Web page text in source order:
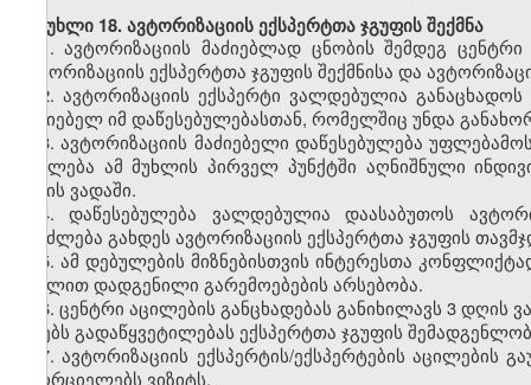
მუხლი 18. ავტორიზაციის ექსპერტთა ჯგუფის შექმნა
1. ავტორიზაციის მაძიებლად ცნობის შემდეგ
ავტორიზაციის ექსპერტთა ჯგუფის შექმნისა და
2. ავტორიზაციის ექსპერტი ვალდებულია
მაძიებელ იმ დაწესებულებასთან, რომელშიც უნდა
3. ავტორიზაციის მაძიებელი დაწესებულება
აცილება ამ მუხლის პირველ პუნქტში აღნიშნული
დღის ვადაში.
4. დაწესებულება ვალდებულია დაასაბუთოს
შეიძლება გახდეს ავტორიზაციის ექსპერტთა ჯგუფის
5. ამ დებულების მიზნებისთვის ინტერესთა
მუხლით დადგენილი გარემოებების არსებობა.
6. ცენტრი აცილების განცხადებას განიხილავს 3 დღის
იღებს გადაწყვეტილებას ექსპერტთა ჯგუფის
7. ავტორიზაციის ექსპერტის/ექსპერტების აცილების
ახორციელებს ვიზიტს.